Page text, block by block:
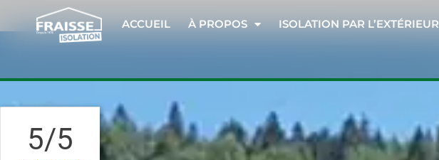
5/5
ACCUEIL À PROPOS ISOLATION PAR L’EXTÉRIEUR